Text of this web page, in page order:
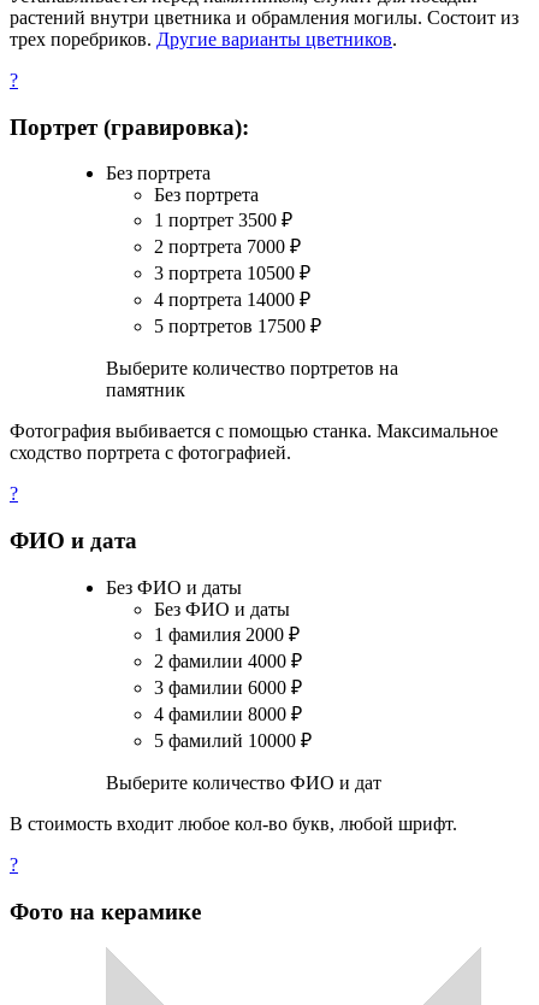
растений внутри цветника и обрамления могилы. Состоит из
трех поребриков. Другие варианты цветников.
?
Портрет (гравировка):
Без портрета
Без портрета
1 портрет 3500 ₽
2 портрета 7000 ₽
3 портрета 10500 ₽
4 портрета 14000 ₽
5 портретов 17500 ₽
Выберите количество портретов на
памятник
Фотография выбивается с помощью станка. Максимальное
сходство портрета с фотографией.
?
ФИО и дата
Без ФИО и даты
Без ФИО и даты
1 фамилия 2000 ₽
2 фамилии 4000 ₽
3 фамилии 6000 ₽
4 фамилии 8000 ₽
5 фамилий 10000 ₽
Выберите количество ФИО и дат
В стоимость входит любое кол-во букв, любой шрифт.
?
Фото на керамике